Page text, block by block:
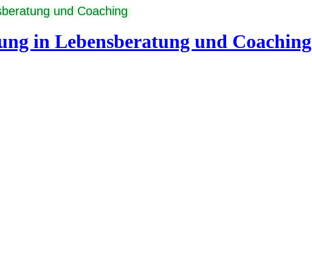
und Coaching
in Lebensberatung und Coaching